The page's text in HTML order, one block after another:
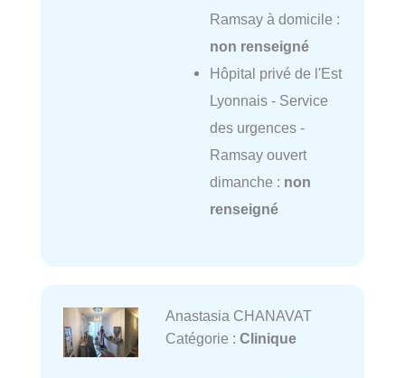
Ramsay à domicile :
non renseigné
Hôpital privé de l'Est
Lyonnais - Service
des urgences -
Ramsay ouvert
dimanche : non
renseigné
Anastasia CHANAVAT
Catégorie : Clinique